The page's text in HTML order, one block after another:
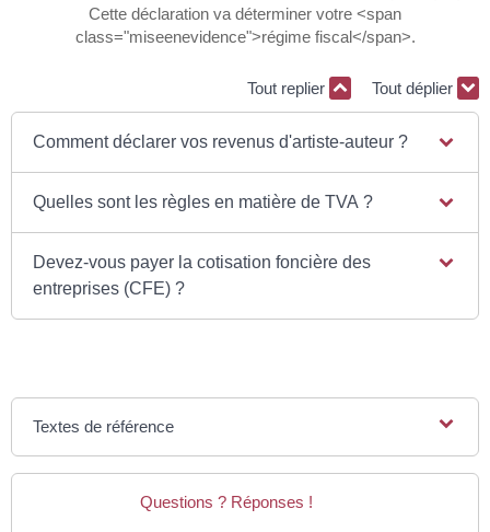
Cette déclaration va déterminer votre <span
class="miseenevidence">régime fiscal</span>.
Tout replier Tout déplier
Comment déclarer vos revenus d'artiste-auteur ?
Quelles sont les règles en matière de TVA ?
Devez-vous payer la cotisation foncière des
entreprises (CFE) ?
Textes de référence
Questions ? Réponses !